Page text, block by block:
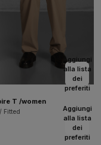
Aggiungi
alla lista
dei
preferiti
T /women
Fitted
Aggiungi
alla lista
dei
preferiti